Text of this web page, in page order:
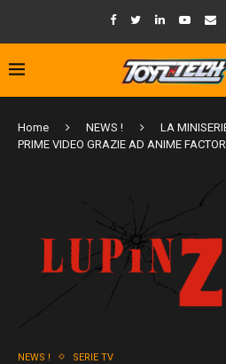
Home NEWS !
LA
PRIME VIDEO GRAZIE AD ANIME
NEWS ! SERIE TV